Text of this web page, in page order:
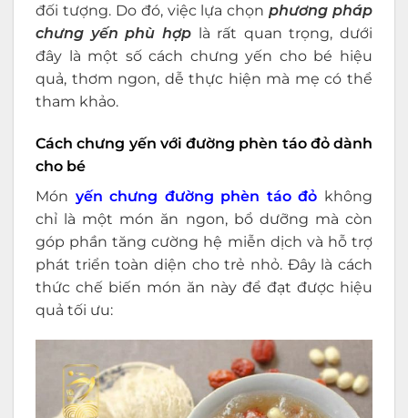
đối tượng. Do đó, việc lựa chọnphương pháp
chưng yến phù hợplà rất quan trọng, dưới
đây là một số cách chưng yến cho bé hiệu
quả, thơm ngon, dễ thực hiện mà mẹ có thể
tham khảo.
Cách chưng yến với đường phèn táo đỏ dành
cho bé
Món yến chưng đường phèn táo đỏ không
chỉ là một món ăn ngon, bổ dưỡng mà còn
góp phần tăng cường hệ miễn dịch và hỗ trợ
phát triển toàn diện cho trẻ nhỏ. Đây là cách
thức chế biến món ăn này để đạt được hiệu
quả tối ưu: